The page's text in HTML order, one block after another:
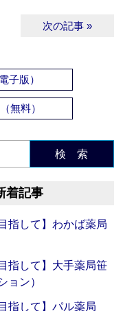
次の記事 »
子版）
無料）
検 索
着記事
指して】わかば薬局
指して】大手薬局笹
ョン）
指して】パル薬局